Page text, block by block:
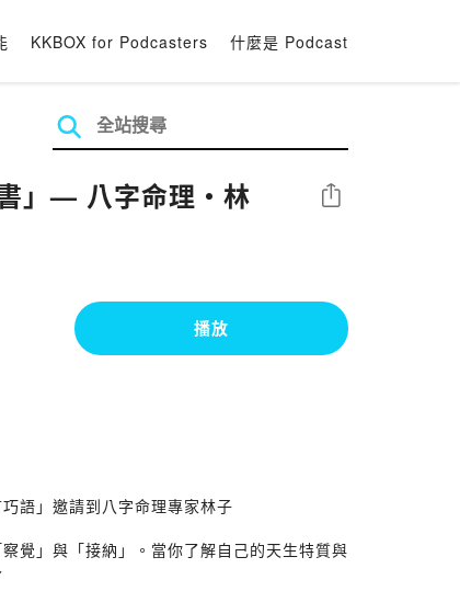
KKBOX for Podcasters 什麼是 Podcast
」— 八字命理・林 分享
播放
語」邀請到八字命理專家林子
覺」與「接納」。當你了解自己的天生特質與